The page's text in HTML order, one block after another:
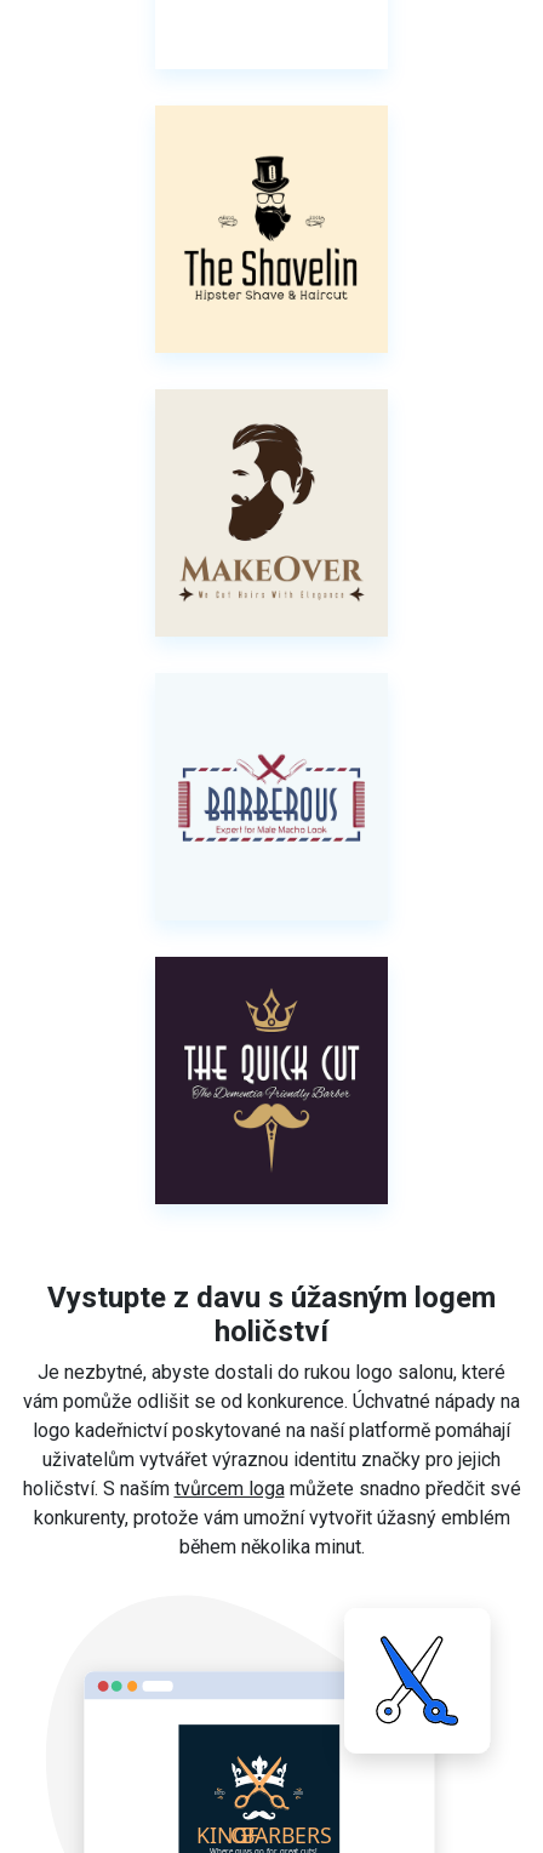
Vystupte z davu s úžasným logem
holičství
Je nezbytné, abyste dostali do rukou logo salonu, které
vám pomůže odlišit se od konkurence. Úchvatné nápady na
logo kadeřnictví poskytované na naší platformě pomáhají
uživatelům vytvářet výraznou identitu značky pro jejich
holičství. S naším tvůrcem logamůžete snadno předčit své
konkurenty, protože vám umožní vytvořit úžasný emblém
během několika minut.